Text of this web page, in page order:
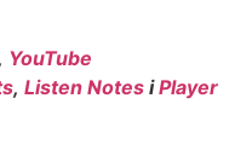
, YouTube
,Listen Notes iPlayer